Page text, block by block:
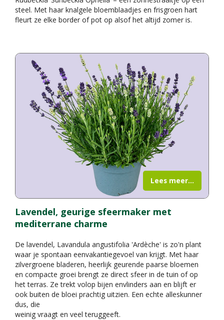
steel. Met haar knalgele bloemblaadjes en frisgroen hart
fleurt ze elke border of pot op alsof het altijd zomer is.
Lavendel, geurige sfeermaker met
mediterrane charme
De lavendel, Lavandula angustifolia 'Ardèche' is zo'n plant
waar je spontaan eenvakantiegevoel van krijgt. Met haar
zilvergroene bladeren, heerlijk geurende paarse bloemen
en compacte groei brengt ze direct sfeer in de tuin of op
het terras. Ze trekt volop bijen envlinders aan en blijft er
ook buiten de bloei prachtig uitzien. Een echte alleskunner
dus, die
weinig vraagt en veel teruggeeft.
Lees meer...